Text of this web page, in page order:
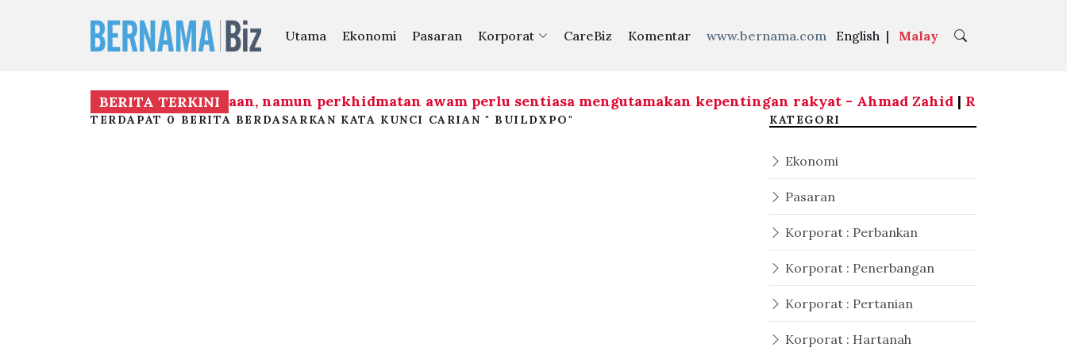
Utama Ekonomi Pasaran Korporat CareBiz Komentar www.bernama.com English | Malay
BERITA TERKINI
membentuk mandat kerajaan, namun perkhidmatan awam perlu sentiasa mengutamakan kepentingan rakyat - Ahmad Zahid|RCI Tabung
TERDAPAT 0 BERITA BERDASARKAN KATA KUNCI CARIAN " BUILDXPO" KATEGORI
Ekonomi
Pasaran
Korporat : Perbankan
Korporat : Penerbangan
Korporat : Pertanian
Korporat : Hartanah